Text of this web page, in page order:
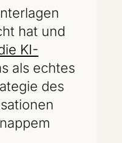
hat und
KI-
als echtes
des